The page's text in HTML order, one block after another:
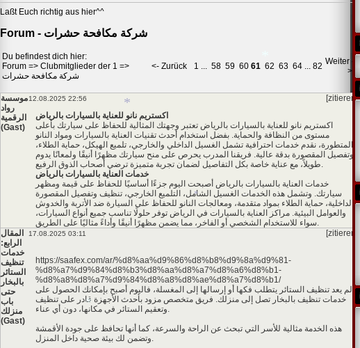
Laßt Euch richtig aus hier^^
Forum - شركة مكافحة حشرات
Du befindest dich hier:
Forum => Clubmitglieder der 1 =>
شركة مكافحة حشرات
<- Zurück 1 ... 58 59 60 61 62 63 64 ... 82 Weiter -
>
موسسة
رواد
الرقمية
(Gast)
12.08.2025 22:56
[zitieren]
اكستريم نانو للعناية بالسيارات بالرياض
اكستريم نانو للعناية بالسيارات بالرياض تعتبر وجهتك المثالية للحفاظ على سيارتك بأعلى
مستوى من النظافة والحماية. بفضل استخدام أحدث تقنيات العناية بالسيارات ومواد النانو
المتطورة، نقدم خدمات احترافية تشمل الغسيل الداخلي والخارجي، تلميع الهيكل، حماية الطلاء،
وتفصيل المقصورة بدقة عالية. فريقنا المدرب يحرص على منح سيارتك مظهرًا أنيقًا ولمعانًا يدوم
طويلاً، مع عناية خاصة بكل التفاصيل لضمان تجربة متميزة ترضي أصحاب الذوق الرفيع.
خدمات العناية بالسيارات بالرياض
خدمات العناية بالسيارات بالرياض أصبحت اليوم جزءًا أساسيًا للحفاظ على قيمة ومظهر
سيارتك. وتشمل هذه الخدمات الغسيل الشامل، التلميع الخارجي، تنظيف وتفصيل المقصورة
الداخلية، حماية الطلاء بمواد متقدمة، ومعالجات النانو للحفاظ على السيارة ضد الأتربة والخدوش
والعوامل البيئية. مراكز العناية بالسيارات في الرياض توفر حلولًا تناسب جميع أنواع السيارات،
سواء للاستخدام الشخصي أو الفاخر، مما يضمن مظهرًا أنيقًا وأداءً مثاليًا على الطريق.
المقال
الرابع:
خدمات
تنظيف
الستائر
بالبخار
حتى
باب
منزلك
(Gast)
17.08.2025 03:11 [zitieren]
https://saafex.com/ar/%d8%aa%d9%86%d8%b8%d9%8a%d9%81-
%d8%a7%d9%84%d8%b3%d8%aa%d8%a7%d8%a6%d8%b1-
%d8%a8%d8%a7%d9%84%d8%a8%d8%ae%d8%a7%d8%b1/
لم يعد تنظيف الستائر يتطلب فكها أو إرسالها إلى المغسلة، فاليوم أصبح بإمكانك الحصول على
خدمات تنظيف بالبخار تصل إلى منزلك. فريق متخصص مزود بأحدث الأجهزة قادر على تنظيف
وتعقيم الستائر في مكانها، دون أي عناء.
هذه الخدمة مثالية للأسر التي تبحث عن الراحة والسرعة، كما أنها تحافظ على جودة الأقمشة
وتضمن لك بيئة صحية داخل المنزل.
*
*
*
*